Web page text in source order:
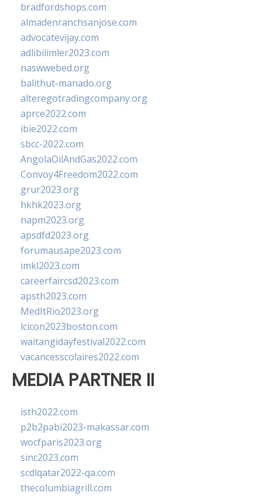
bradfordshops.com
almadenranchsanjose.com
advocatevijay.com
adlibilimler2023.com
naswwebed.org
balithut-manado.org
alteregotradingcompany.org
aprce2022.com
ibie2022.com
sbcc-2022.com
AngolaOilAndGas2022.com
Convoy4Freedom2022.com
grur2023.org
hkhk2023.org
napm2023.org
apsdfd2023.org
forumausape2023.com
imkl2023.com
careerfaircsd2023.com
apsth2023.com
MedItRio2023.org
lcicon2023boston.com
waitangidayfestival2022.com
vacancesscolaires2022.com
MEDIA PARTNER II
isth2022.com
p2b2pabi2023-makassar.com
wocfparis2023.org
sinc2023.com
scdlqatar2022-qa.com
thecolumbiagrill.com